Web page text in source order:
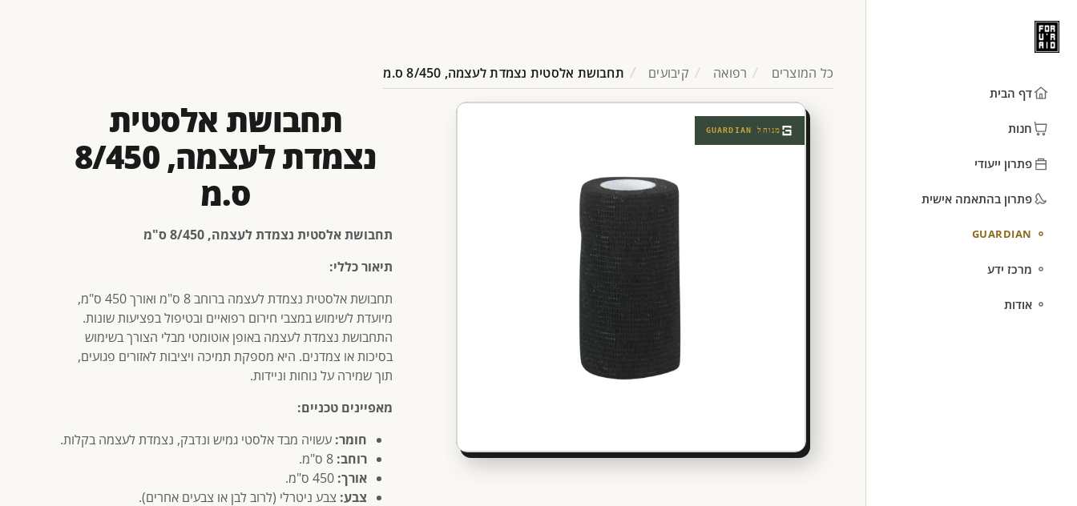
דף הבית
חנות
פתרון ייעודי
פתרון בהתאמה אישית
GUARDIAN
מרכז ידע
אודות
כל המוצרים רפואה קיבועים תחבושת אלסטית נצמדת לעצמה, 8/450 ס.מ
מנוהל GUARDIAN
תחבושת אלסטית
נצמדת לעצמה, 8/450
ס.מ
תחבושת אלסטית נצמדת לעצמה, 8/450 ס"מ
תיאור כללי:
תחבושת אלסטית נצמדת לעצמה ברוחב 8 ס"מ ואורך 450 ס"מ,
מיועדת לשימוש במצבי חירום רפואיים ובטיפול בפציעות שונות.
התחבושת נצמדת לעצמה באופן אוטומטי מבלי הצורך בשימוש
בסיכות או צמדנים. היא מספקת תמיכה ויציבות לאזורים פגועים,
תוך שמירה על נוחות וניידות.
מאפיינים טכניים:
חומר: עשויה מבד אלסטי גמיש ונדבק, נצמדת לעצמה בקלות.
רוחב: 8 ס"מ.
אורך: 450 ס"מ.
צבע: צבע ניטרלי (לרוב לבן או צבעים אחרים).